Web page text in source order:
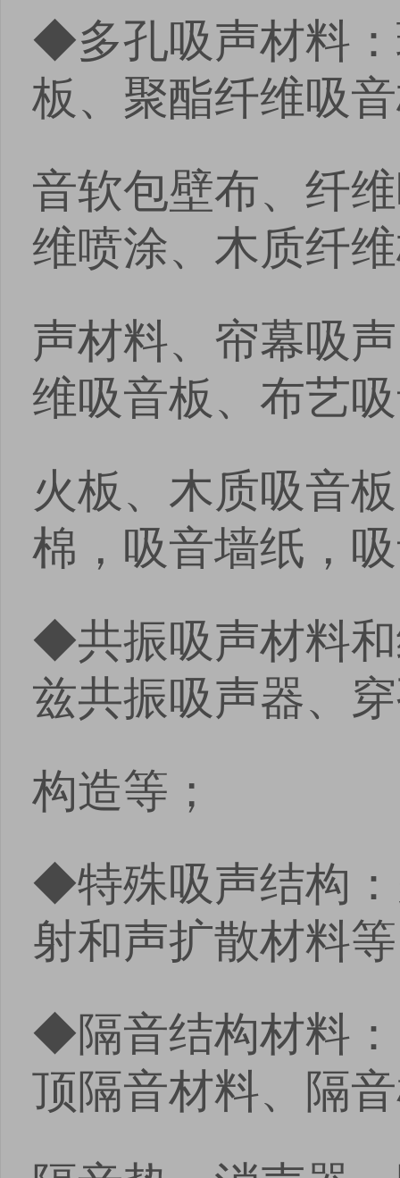
◆多孔吸声材料
板、聚酯纤维吸
音软包壁布、纤
维喷涂、木质纤
声材料、帘幕吸
维吸音板、布艺
火板、木质吸音
棉，吸音墙纸，
◆共振吸声材料
兹共振吸声器、
构造等；
◆特殊吸声结构
射和声扩散材料
◆隔音结构材料
顶隔音材料、隔
点击
安卓版下载
点击
iOS版下载